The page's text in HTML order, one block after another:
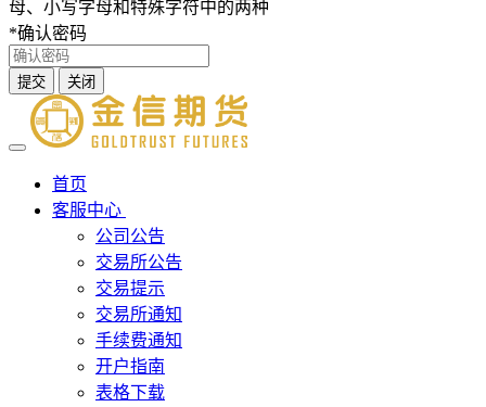
母、小写字母和特殊字符中的两种
*确认密码
提交 关闭
首页
客服中心
公司公告
交易所公告
交易提示
交易所通知
手续费通知
开户指南
表格下载